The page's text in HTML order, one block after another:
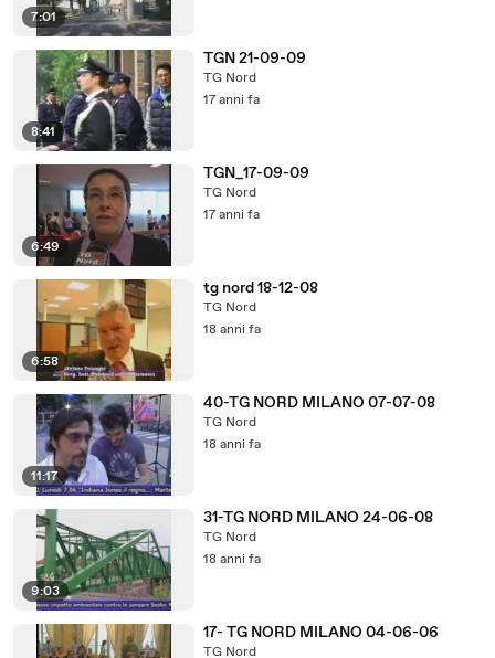
7:01
8:41
TGN 21-09-09
TG Nord
17 anni fa
6:49
TGN_17-09-09
TG Nord
17 anni fa
6:58
tg nord 18-12-08
TG Nord
18 anni fa
11:17
40-TG NORD MILANO 07-07-08
TG Nord
18 anni fa
9:03
31-TG NORD MILANO 24-06-08
TG Nord
18 anni fa
17- TG NORD MILANO 04-06-06
TG Nord